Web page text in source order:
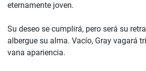
eternamente joven.
Su deseo se cumplirá, pero será su
albergue su alma. Vacío, Gray vagará
vana apariencia.